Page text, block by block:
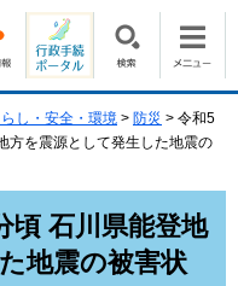
らし・安全・環境 > 防災 > 令和5
方を震源として発生した地震の
頃 石川県能登地
地震の被害状